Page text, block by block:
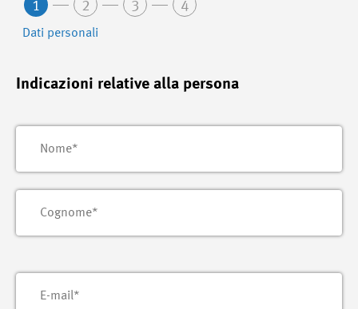
1 2 3 4
Dati personali
Indicazioni relative alla persona